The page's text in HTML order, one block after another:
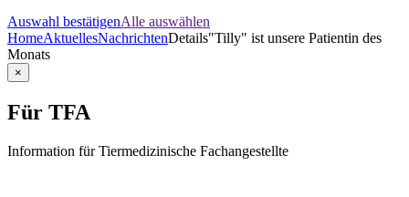
Auswahl bestätigenAlle auswählen
HomeAktuellesNachrichtenDetails"Tilly" ist unsere Patientin des
Monats
×
Für TFA
Information für Tiermedizinische Fachangestellte